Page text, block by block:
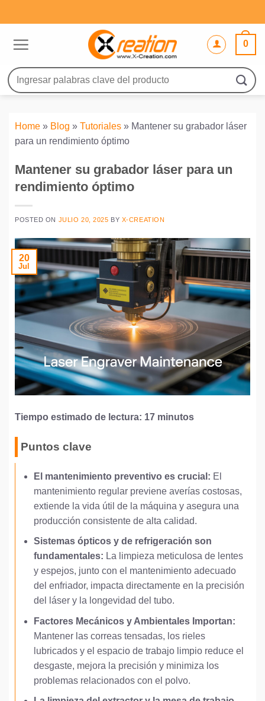
al
0
Buscar
por:
Home » Blog » Tutoriales » Mantener su grabador láser
para un rendimiento óptimo
Mantener su grabador láser para un
rendimiento óptimo
POSTED ON JULIO 20, 2025 BY X-CREATION
20
Jul
Tiempo estimado de lectura: 17 minutos
Puntos clave
El mantenimiento preventivo es crucial: El
mantenimiento regular previene averías costosas,
extiende la vida útil de la máquina y asegura una
producción consistente de alta calidad.
Sistemas ópticos y de refrigeración son
fundamentales: La limpieza meticulosa de lentes
y espejos, junto con el mantenimiento adecuado
del enfriador, impacta directamente en la precisión
del láser y la longevidad del tubo.
Factores Mecánicos y Ambientales Importan:
Mantener las correas tensadas, los rieles
lubricados y el espacio de trabajo limpio reduce el
desgaste, mejora la precisión y minimiza los
problemas relacionados con el polvo.